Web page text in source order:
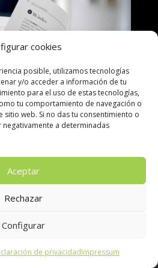
cookies
posible, utilizamos tecnologías
y/o acceder a información de tu
para el uso de estas tecnologías,
tu comportamiento de navegación o
sitio web. Si no das tu consentimiento o
a determinadas
Aceptar
Rechazar
Configurar
de privacidadImpressum
solo
€